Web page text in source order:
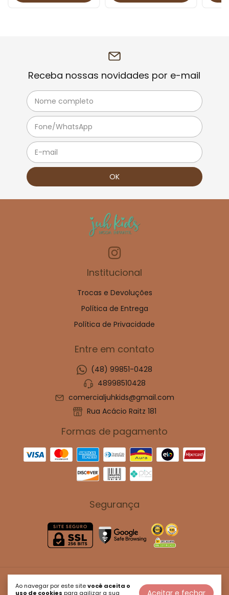
Ao navegar por este sitevocê aceita o
uso de cookies para agilizar a sua Aceitar e fechar
Receba nossas novidades por e-mail
Institucional
Trocas e Devoluções
Política de Entrega
Política de Privacidade
Entre em contato
(48) 99851-0428
48998510428
comercialjuhkids@gmail.com
Rua Acácio Raitz 181
Formas de pagamento
Segurança
Juh kids